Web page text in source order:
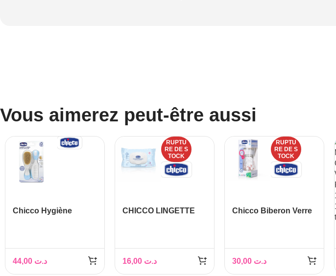
Vous aimerez peut-être aussi
Chicco Hygiène
د.ت
RUPTU
RE DE S
TOCK
CHICCO LINGETTE
د.ت
RUPTU
RE DE S
TOCK
Chicco Biberon Verre
د.ت